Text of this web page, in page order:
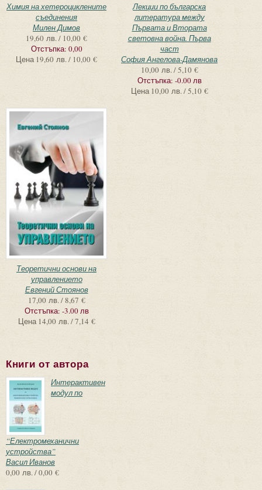
Химия на хетероциклените
съединения
Милен Димов
19,60 лв. / 10,00 €
Отстъпка: 0,00
Цена 19,60 лв. / 10,00 €
Лекции по българска
литература между
Първата и Втората
световна война. Първа
част
София Ангелова-Дамянова
10,00 лв. / 5,10 €
Отстъпка: -0.00 лв
Цена 10,00 лв. / 5,10 €
Теоретични основи на
управлението
Евгений Стоянов
17,00 лв. / 8,67 €
Отстъпка: -3.00 лв
Цена 14,00 лв. / 7,14 €
Книги от автора
Интерактивен
модул по
“Електромеханични
устройства”
Васил Иванов
0,00 лв. / 0,00 €